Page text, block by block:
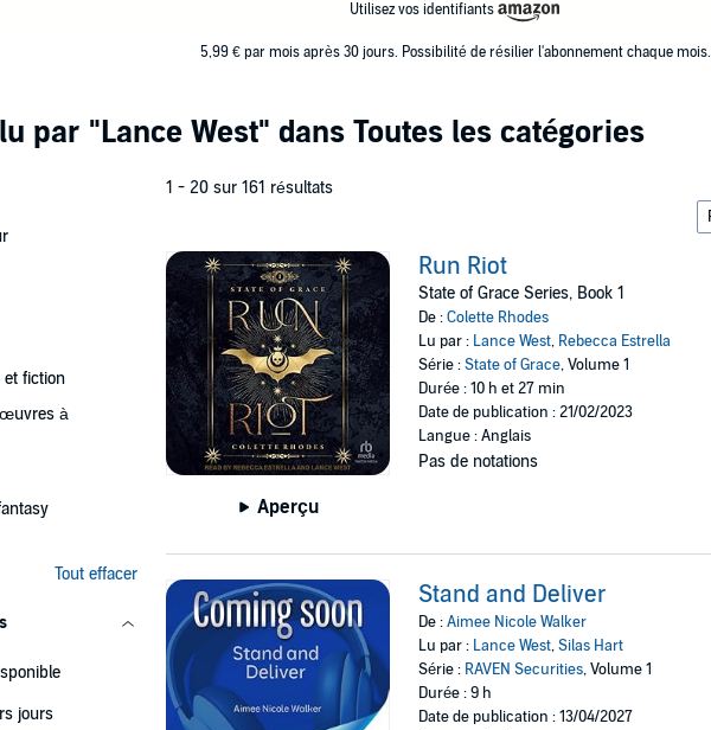
Utilisez vos identifiants
5,99 € par mois après 30 jours. Possibilité de résilier l'abonnement chaque mois.
par "Lance West" dans Toutes les catégories
et fiction
œuvres à
Tout effacer
jours
1 - 20 sur 161 résultats
Aperçu
Run Riot
State of Grace Series, Book 1
De :Colette Rhodes
Lu par : Lance West, Rebecca Estrella
Série :State of Grace, Volume 1
Durée : 10 h et 27 min
Date de publication : 21/02/2023
Langue : Anglais
Pas de notations
Stand and Deliver
De :Aimee Nicole Walker
Lu par : Lance West,Silas Hart
Série : RAVEN Securities, Volume 1
Durée : 9 h
Date de publication : 13/04/2027